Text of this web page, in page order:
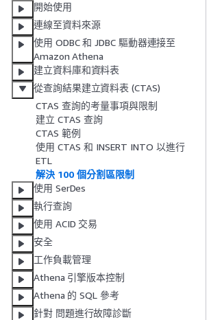
開始使用
連線至資料來源
使用 ODBC 和 JDBC 驅動器連接至
Amazon Athena
建立資料庫和資料表
從查詢結果建立資料表 (CTAS)
CTAS 查詢的考量事項與限制
建立 CTAS 查詢
CTAS 範例
使用 CTAS 和 INSERT INTO 以進行
ETL
解決 100 個分割區限制
使用 SerDes
執行查詢
使用 ACID 交易
安全
工作負載管理
Athena 引擎版本控制
Athena 的 SQL 參考
針對 問題進行故障診斷